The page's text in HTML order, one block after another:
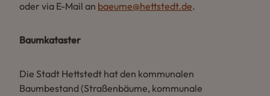
oder via E-Mail an baeume@hettstedt.de.
Baumkataster
Die Stadt Hettstedt hat den kommunalen
Baumbestand (Straßenbäume, kommunale